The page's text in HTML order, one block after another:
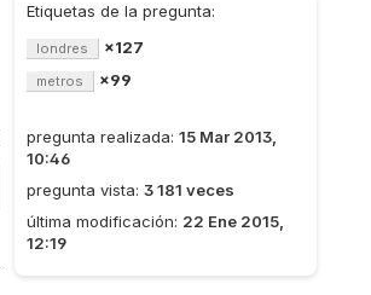
Etiquetas de la pregunta:
londres ×127
metros ×99
pregunta realizada: 15 Mar 2013,
10:46
pregunta vista: 3 181 veces
última modificación: 22 Ene 2015,
12:19